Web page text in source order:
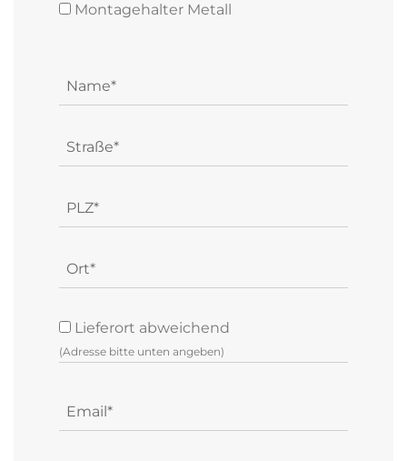
Montagehalter Metall
Lieferort abweichend
(Adresse bitte unten angeben)